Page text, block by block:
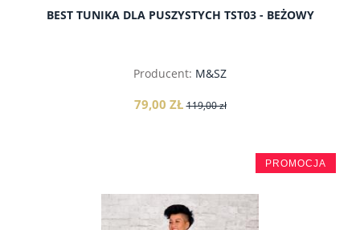
BEST TUNIKA DLA PUSZYSTYCH TST03 - BEŻOWY
Producent: M&SZ
79,00 ZŁ 119,00 zł
do koszyka
PROMOCJA